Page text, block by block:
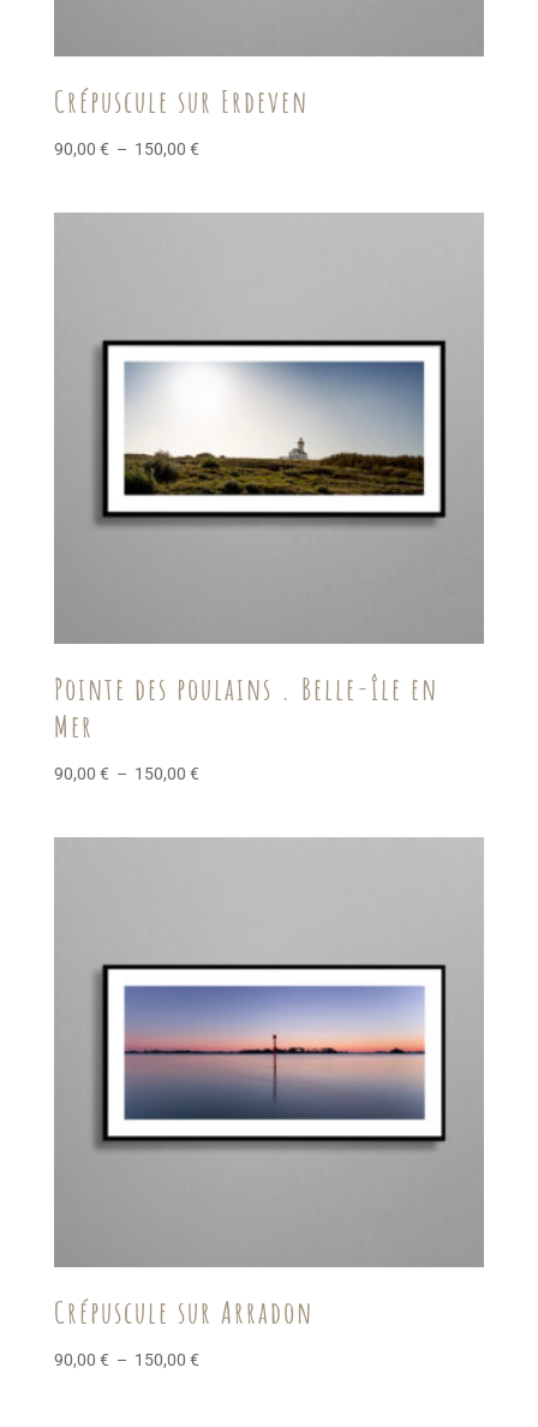
Crépuscule sur Erdeven
90,00 € – 150,00 €Plage
Pointe des poulains . Belle-île en
Mer
90,00 € – 150,00 €Plage
Crépuscule sur Arradon
90,00 € – 150,00 €Plage